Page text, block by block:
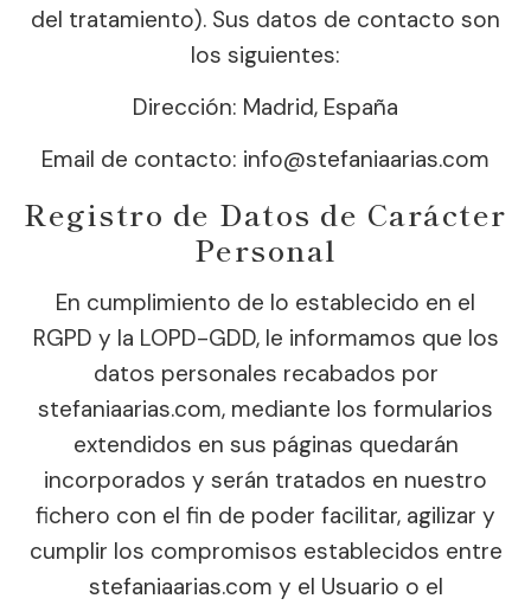
del tratamiento). Sus datos de contacto son
los siguientes:
Dirección: Madrid, España
Email de contacto: info@stefaniaarias.com
Registro de Datos de Carácter
Personal
En cumplimiento de lo establecido en el
RGPD y la LOPD-GDD, le informamos que los
datos personales recabados por
stefaniaarias.com, mediante los formularios
extendidos en sus páginas quedarán
incorporados y serán tratados en nuestro
fichero con el fin de poder facilitar, agilizar y
cumplir los compromisos establecidos entre
stefaniaarias.com y el Usuario o el